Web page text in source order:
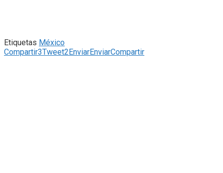
Etiquetas México
Compartir3Tweet2EnviarEnviarCompartir